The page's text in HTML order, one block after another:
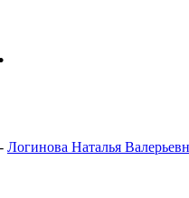
Логинова Наталья